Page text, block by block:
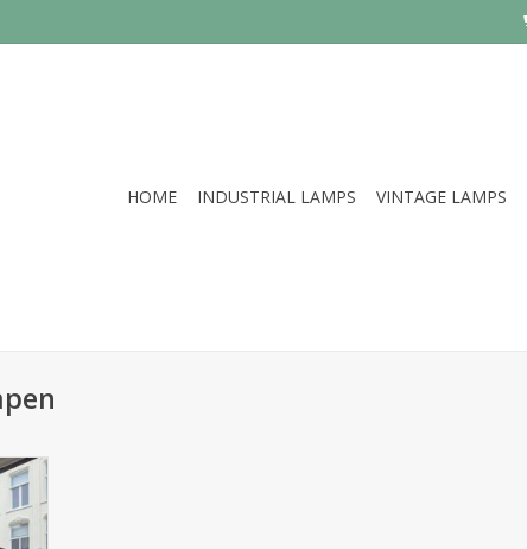
HOME INDUSTRIAL LAMPS VINTAGE LAMPS